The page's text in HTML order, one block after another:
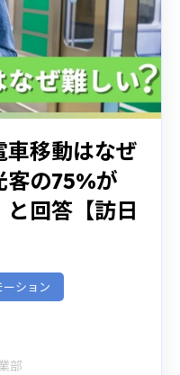
車移動はなぜ
客の75%が
と回答【訪日
ション
部